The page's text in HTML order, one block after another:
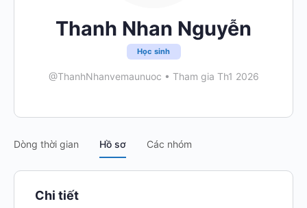
Thanh Nhan Nguyễn
Học sinh
@ThanhNhanvemaunuoc • Tham gia Th1 2026
Dòng thời gian Hồ sơ Các nhóm
Chi tiết